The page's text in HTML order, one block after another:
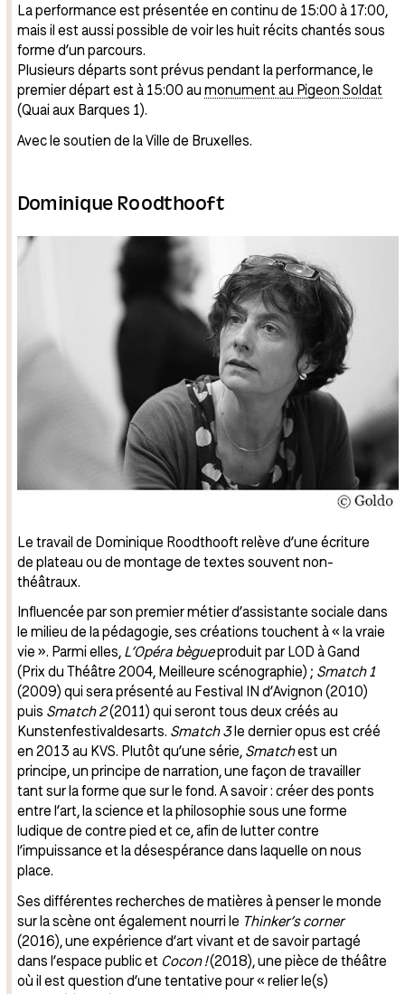
La performance est présentée en continu de 15:00 à 17:00,
mais il est aussi possible de voir les huit récits chantés sous
forme d’un parcours.
Plusieurs départs sont prévus pendant la performance, le
premier départ est à 15:00 au monument au Pigeon Soldat
(Quai aux Barques 1).
Avec le soutien de la Ville de Bruxelles.
Dominique Roodthooft
Le travail de Dominique Roodthooft relève d’une écriture
de plateau ou de montage de textes souvent non-
théâtraux.
Influencée par son premier métier d’assistante sociale dans
le milieu de la pédagogie, ses créations touchent à « la vraie
vie ». Parmi elles, L’Opéra bègueproduit par LOD à Gand
(Prix du Théâtre 2004, Meilleure scénographie) ; Smatch 1
(2009) qui sera présenté au Festival IN d’Avignon (2010)
puis Smatch 2(2011) qui seront tous deux créés au
Kunstenfestivaldesarts. Smatch 3le dernier opus est créé
en 2013 au KVS. Plutôt qu’une série, Smatchest un
principe, un principe de narration, une façon de travailler
tant sur la forme que sur le fond. A savoir : créer des ponts
entre l’art, la science et la philosophie sous une forme
ludique de contre pied et ce, afin de lutter contre
l’impuissance et la désespérance dans laquelle on nous
place.
Ses différentes recherches de matières à penser le monde
sur la scène ont également nourri le Thinker’s corner
(2016), une expérience d’art vivant et de savoir partagé
dans l’espace public et Cocon !(2018), une pièce de théâtre
où il est question d’une tentative pour « relier le(s)